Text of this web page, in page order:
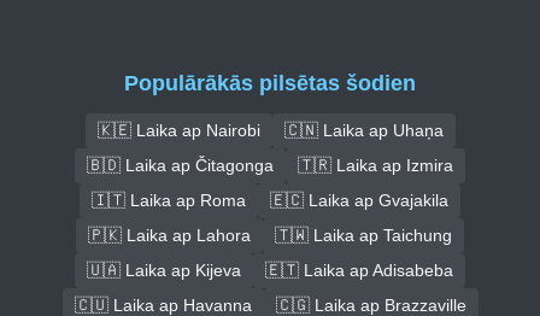
Populārākās pilsētas šodien
🇰🇪 Laika ap Nairobi
🇨🇳 Laika ap Uhaņa
🇧🇩 Laika ap Čitagonga
🇹🇷 Laika ap Izmira
🇮🇹 Laika ap Roma
🇪🇨 Laika ap Gvajakila
🇵🇰 Laika ap Lahora
🇹🇼 Laika ap Taichung
🇺🇦 Laika ap Kijeva
🇪🇹 Laika ap Adisabeba
🇨🇺 Laika ap Havanna
🇨🇬 Laika ap Brazzaville